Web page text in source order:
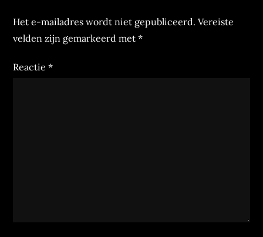
Het e-mailadres wordt niet gepubliceerd. Vereiste
velden zijn gemarkeerd met*
Reactie*